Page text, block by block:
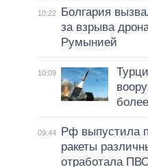
10:22
Болгария
за взрыва
Румынией
10:09
09:44
Рф выпустила
ракеты
отработала